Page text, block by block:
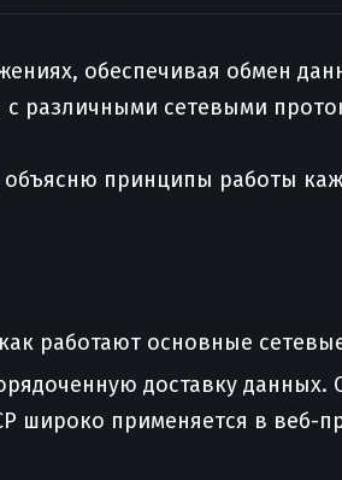
обеспечивая обмен
сетевыми
объясню принципы работы
работают основные
доставку данных.
широко применяется в веб-